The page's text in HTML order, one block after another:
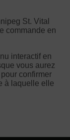
St. Vital
commande en
interactif en
vous aurez
confirmer
à laquelle elle